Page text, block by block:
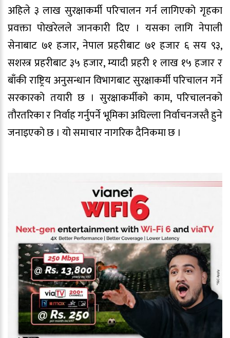
अहिले ३ लाख सुरक्षाकर्मी परिचालन गर्न लागिएको गृहका
प्रवक्ता पोखरेलले जानकारी दिए । यसका लागि नेपाली
सेनाबाट ७१ हजार, नेपाल प्रहरीबाट ७१ हजार ६ सय ९३,
सशस्त्र प्रहरीबाट ३५ हजार, म्यादी प्रहरी १ लाख १५ हजार र
बाँकी राष्ट्रिय अनुसन्धान विभागबाट सुरक्षाकर्मी परिचालन गर्ने
सरकारको तयारी छ । सुरक्षाकर्मीको काम, परिचालनको
तौरतरिका र निर्वाह गर्नुपर्ने भूमिका अघिल्ला निर्वाचनजस्तै हुने
जनाइएको छ । यो समाचार नागरिक दैनिकमा छ ।